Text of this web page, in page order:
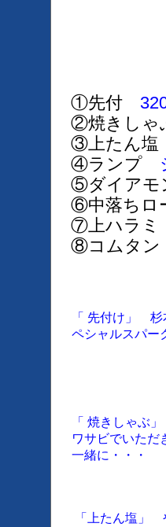
①先付
②焼きしゃ
③上たん塩
④ランプ
⑤ダイアモ
⑥中落ち
⑦上ハラミ
⑧コムタン
「 先付け」 杉
ペシャルスパー
「 焼きしゃぶ
ワサビでいただ
一緒に・・・
「上たん塩」